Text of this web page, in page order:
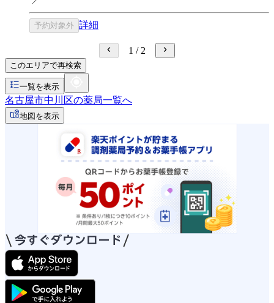
予約対象外 詳細
1 / 2
このエリアで再検索
一覧を表示
名古屋市中川区の薬局一覧へ
地図を表示